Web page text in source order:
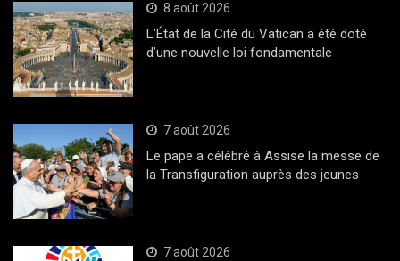
8 août 2026
L’État de la Cité du Vatican a été doté
d’une nouvelle loi fondamentale
7 août 2026
Le pape a célébré à Assise la messe de
la Transfiguration auprès des jeunes
7 août 2026